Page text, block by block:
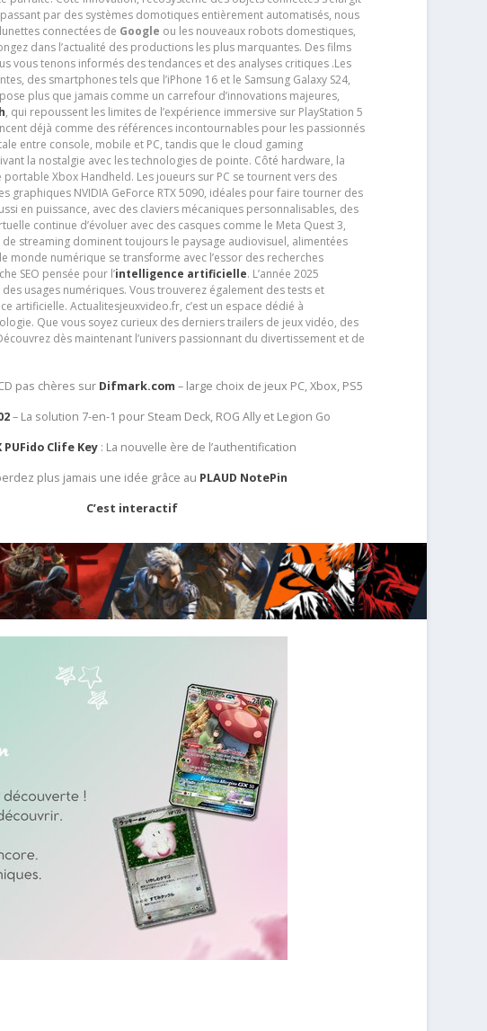
par des systèmes domotiques entièrement automatisés, nous
connectées de Google ou les nouveaux robots domestiques,
dans l’actualité des productions les plus marquantes. Des films
vous tenons informés des tendances et des analyses critiques .Les
des smartphones tels que l’iPhone 16 et le Samsung Galaxy S24,
plus que jamais comme un carrefour d’innovations majeures,
, qui repoussent les limites de l’expérience immersive sur PlayStation 5
déjà comme des références incontournables pour les passionnés
entre console, mobile et PC, tandis que le cloud gaming
la nostalgie avec les technologies de pointe. Côté hardware, la
Xbox Handheld. Les joueurs sur PC se tournent vers des
graphiques NVIDIA GeForce RTX 5090, idéales pour faire tourner des
en puissance, avec des claviers mécaniques personnalisables, des
continue d’évoluer avec des casques comme le Meta Quest 3,
streaming dominent toujours le paysage audiovisuel, alimentées
monde numérique se transforme avec l’essor des recherches
SEO pensée pour l’intelligence artificielle. L’année 2025
usages numériques. Vous trouverez également des tests et
artificielle. Actualitesjeuxvideo.fr, c’est un espace dédié à
Que vous soyez curieux des derniers trailers de jeux vidéo, des
dès maintenant l’univers passionnant du divertissement et de
pas chères sur Difmark.com – large choix de jeux PC, Xbox, PS5
– La solution 7-en-1 pour Steam Deck, ROG Ally et Legion Go
PUFido Clife Key : La nouvelle ère de l’authentification
plus jamais une idée grâce au PLAUD NotePin
C’est interactif